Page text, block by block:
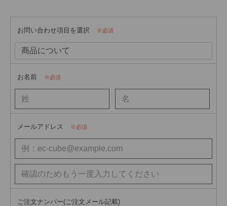
お問い合わせ項目を選択 必須
お名前 必須
メールアドレス 必須
ご注文ナンバー(ご注文メール記載)